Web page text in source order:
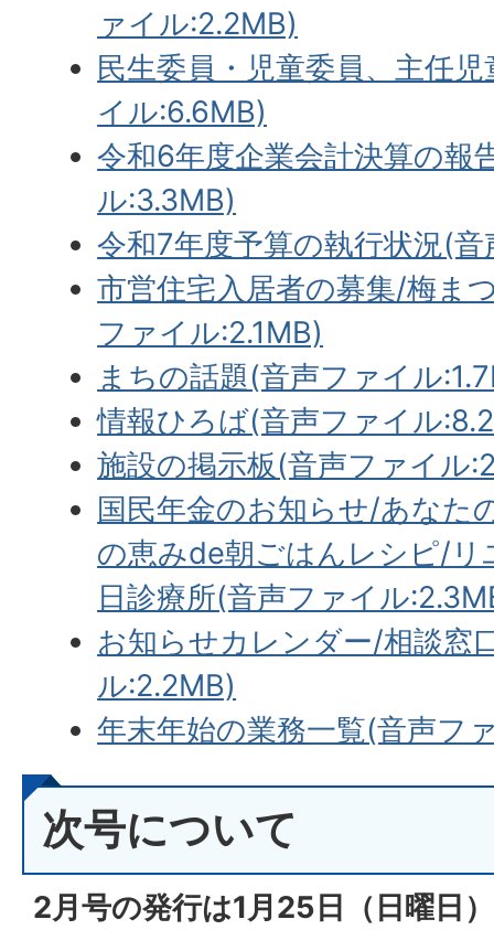
ァイル:2.2MB)
民生委員・児童委員、主任
イル:6.6MB)
令和6年度企業会計決算の報
ル:3.3MB)
令和7年度予算の執行状況(
市営住宅入居者の募集/梅ま
ファイル:2.1MB)
まちの話題(音声ファイル
情報ひろば(音声ファイル
施設の掲示板(音声ファイル
国民年金のお知らせ/あなた
の恵みde朝ごはんレシピ/
日診療所(音声ファイル
お知らせカレンダー/相談窓
ル:2.2MB)
年末年始の業務一覧(音声フ
次号について
2月号の発行は1月25 日（日 曜日